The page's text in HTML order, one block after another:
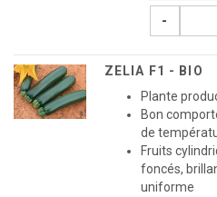
-
ZELIA F1 - BIO
Plante
Bon
de
Fruits
foncés,
uniforme